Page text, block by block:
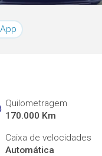
Quilometragem
170.000 Km
Caixa de velocidades
Automática